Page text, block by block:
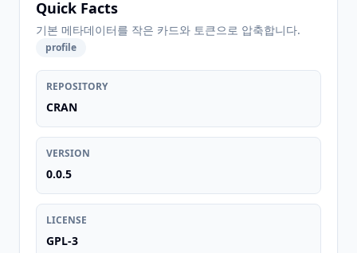
Quick Facts
기본 메타데이터를 작은 카드와 토큰으로 압축합니다.
profile
REPOSITORY
CRAN
VERSION
0.0.5
LICENSE
GPL-3